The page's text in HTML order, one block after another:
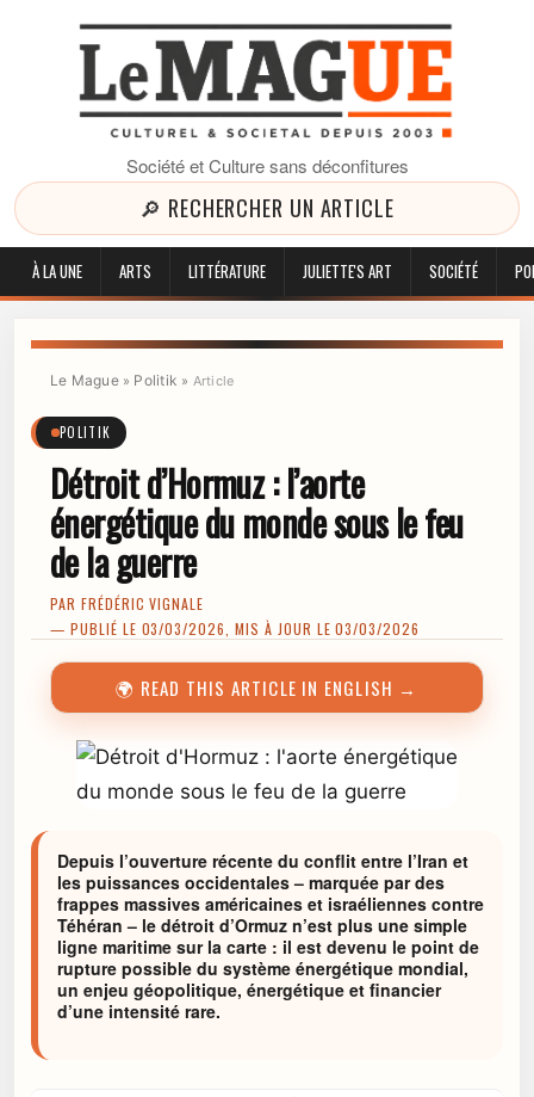
Société et Culture sans déconfitures
🔎 RECHERCHER UN ARTICLE
À LA UNE ARTS LITTÉRATURE JULIETTE'S ART SOCIÉTÉ
Le Mague» Politik » Article
POLITIK
Détroit d’Hormuz : l’aorte
énergétique du monde sous le feu
de la guerre
PAR FRÉDÉRIC VIGNALE
— PUBLIÉ LE 03/03/2026, MIS À JOUR LE 03/03/2026
🌍 READ THIS ARTICLE IN ENGLISH →
Depuis l’ouverture récente du conflit entre l’Iran et
les puissances occidentales – marquée par des
frappes massives américaines et israéliennes contre
Téhéran – le détroit d’Ormuz n’est plus une simple
ligne maritime sur la carte : il est devenu le point de
rupture possible du système énergétique mondial,
un enjeu géopolitique, énergétique et financier
d’une intensité rare.